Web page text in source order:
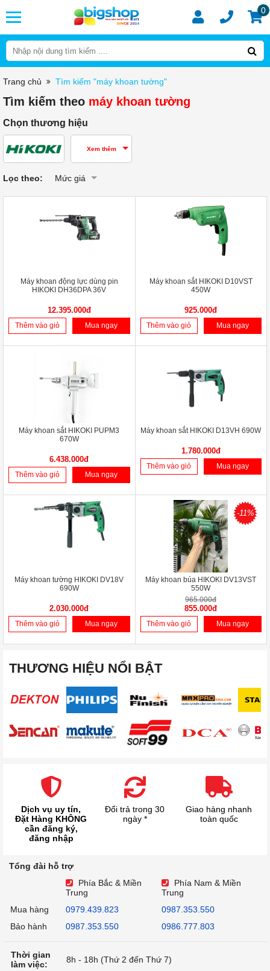
0
Trang chủ Tìm kiếm "máy khoan tường"
Tìm kiếm theo máy khoan tường
Chọn thương hiệu
Xem thêm
Lọc theo: Mức giá
Máy khoan động lực dùng pin
HIKOKI DH36DPA 36V
12.395.000đ
Thêm vào giỏ Mua ngay
Máy khoan sắt HIKOKI D10VST
450W
925.000đ
Thêm vào giỏ Mua ngay
Máy khoan sắt HIKOKI PUPM3
670W
6.438.000đ
Thêm vào giỏ Mua ngay
Máy khoan sắt HIKOKI D13VH 690W
1.780.000đ
Thêm vào giỏ Mua ngay
Máy khoan tường HIKOKI DV18V
690W
2.030.000đ
Thêm vào giỏ Mua ngay
-11%
Máy khoan búa HIKOKI DV13VST
550W
965.000đ
855.000đ
Thêm vào giỏ Mua ngay
THƯƠNG HIỆU NỔI BẬT
Dịch vụ uy tín,
Đặt Hàng KHÔNG
cần đăng ký,
đăng nhập
Đổi trả trong 30
ngày *
Giao hàng nhanh
toàn quốc
Tổng đài hỗ trợ
Phía Bắc & Miền
Trung
Phía Nam & Miền
Trung
Mua hàng
0979.439.823
0987.353.550
Bảo hành
0987.353.550 0986.777.803
Thời gian
làm việc:
8h - 18h (Thứ 2 đến Thứ 7)